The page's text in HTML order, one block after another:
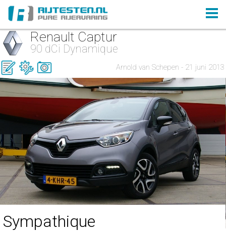
Renault Captur
90 dCi Dynamique
Arnold van Schepen - 21 juni 2013
Sympathique